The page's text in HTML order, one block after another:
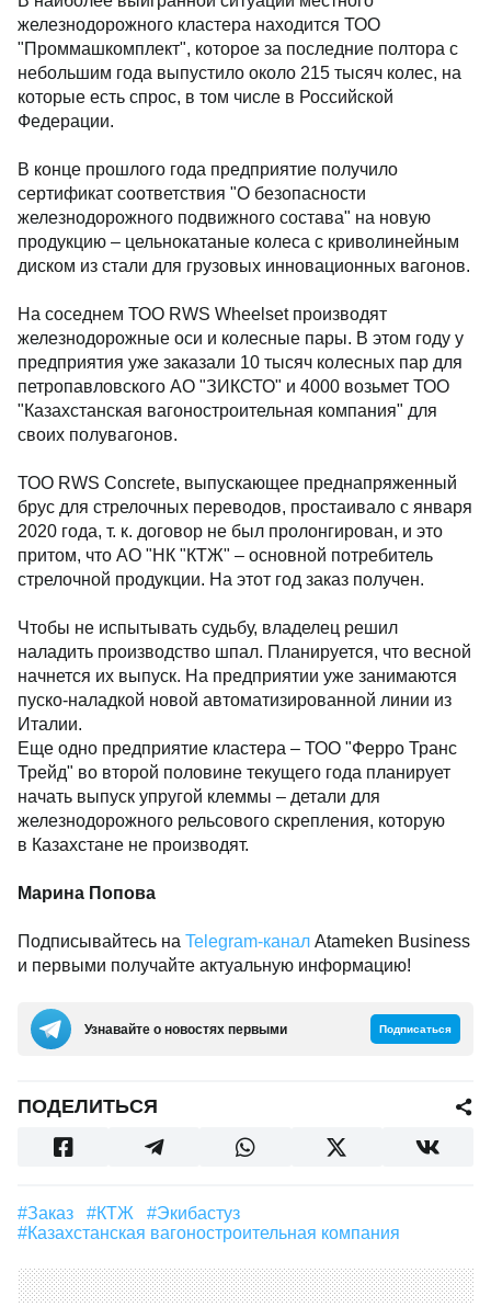
железнодорожного кластера находится ТОО
"Проммашкомплект", которое за последние полтора с
небольшим года выпустило около 215 тысяч колес, на
которые есть спрос, в том числе в Российской
Федерации.
В конце прошлого года предприятие получило
сертификат соответствия "О безопасности
железнодорожного подвижного состава" на новую
продукцию – цельнокатаные колеса с криволинейным
диском из стали для грузовых инновационных вагонов.
На соседнем ТОО RWS Wheelset производят
железнодорожные оси и колесные пары. В этом году у
предприятия уже заказали 10 тысяч колесных пар для
петропавловского АО "ЗИКСТО" и 4000 возьмет ТОО
"Казахстанская вагоностроительная компания" для
своих полувагонов.
ТОО RWS Concrete, выпускающее преднапряженный
брус для стрелочных переводов, простаивало с января
2020 года, т. к. договор не был пролонгирован, и это
притом, что АО "НК "КТЖ" – основной потребитель
стрелочной продукции. На этот год заказ получен.
Чтобы не испытывать судьбу, владелец решил
наладить производство шпал. Планируется, что весной
начнется их выпуск. На предприятии уже занимаются
пуско-наладкой новой автоматизированной линии из
Италии.
Еще одно предприятие кластера – ТОО "Ферро Транс
Трейд" во второй половине текущего года планирует
начать выпуск упругой клеммы – детали для
железнодорожного рельсового скрепления, которую
в Казахстане не производят.
Марина Попова
Подписывайтесь на Telegram-канал Atameken Business
и первыми получайте актуальную информацию!
Узнавайте о новостях первыми Подписаться
ПОДЕЛИТЬСЯ
#Заказ #КТЖ
#Экибастуз
#Казахстанская вагоностроительная компания